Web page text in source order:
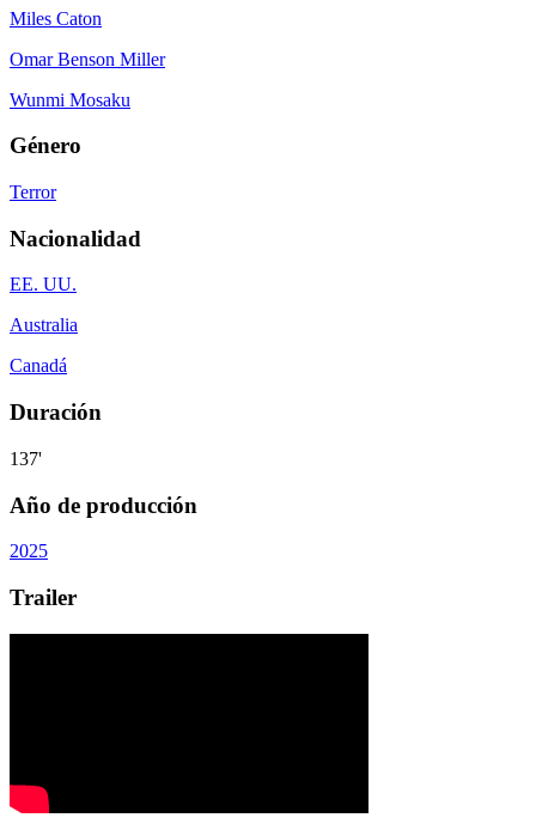
Miles Caton
Omar Benson Miller
Wunmi Mosaku
Género
Terror
Nacionalidad
EE. UU.
Australia
Canadá
Duración
137'
Año de producción
2025
Trailer